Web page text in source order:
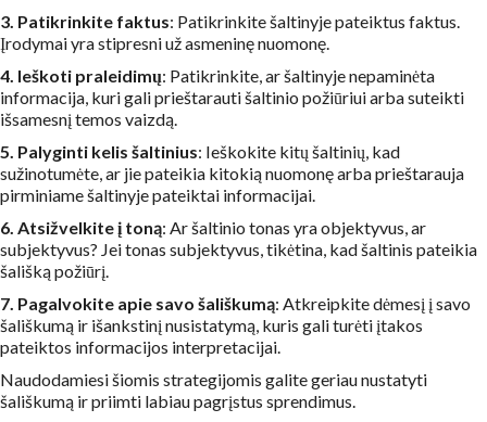
3. Patikrinkite faktus: Patikrinkite šaltinyje pateiktus faktus.
Įrodymai yra stipresni už asmeninę nuomonę.
4. Ieškoti praleidimų: Patikrinkite, ar šaltinyje nepaminėta
informacija, kuri gali prieštarauti šaltinio požiūriui arba suteikti
išsamesnį temos vaizdą.
5. Palyginti kelis šaltinius: Ieškokite kitų šaltinių, kad
sužinotumėte, ar jie pateikia kitokią nuomonę arba prieštarauja
pirminiame šaltinyje pateiktai informacijai.
6. Atsižvelkite į toną: Ar šaltinio tonas yra objektyvus, ar
subjektyvus? Jei tonas subjektyvus, tikėtina, kad šaltinis pateikia
šališką požiūrį.
7. Pagalvokite apie savo šališkumą: Atkreipkite dėmesį į savo
šališkumą ir išankstinį nusistatymą, kuris gali turėti įtakos
pateiktos informacijos interpretacijai.
Naudodamiesi šiomis strategijomis galite geriau nustatyti
šališkumą ir priimti labiau pagrįstus sprendimus.